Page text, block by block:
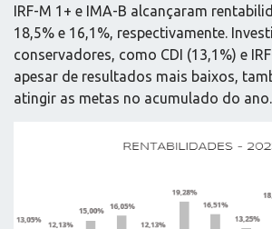
IRF-M 1+ e IMA-B alcançaram
18,5% e 16,1%, respectivamente.
conservadores, como CDI (13,1%) e
apesar de resultados mais baixos,
atingir as metas no acumulado do ano.